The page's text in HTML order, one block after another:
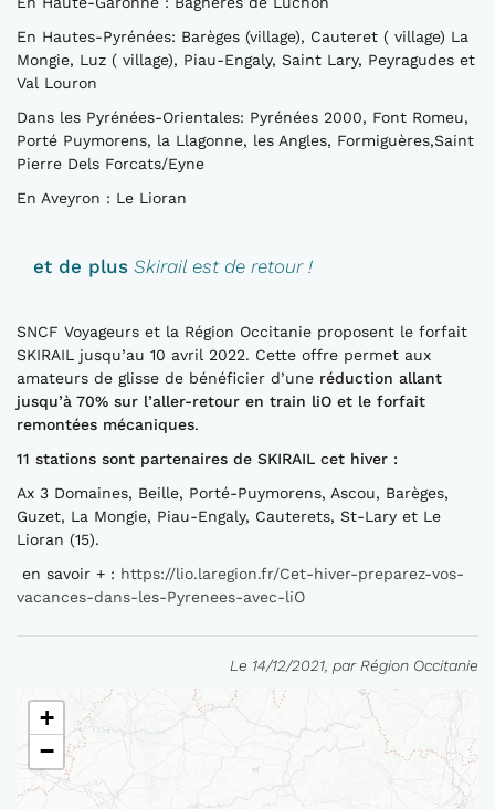
En Hautes-Pyrénées: Barèges (village), Cauteret ( village) La
Mongie, Luz ( village), Piau-Engaly, Saint Lary, Peyragudes et
Val Louron
Dans les Pyrénées-Orientales: Pyrénées 2000, Font Romeu,
Porté Puymorens, la Llagonne, les Angles, Formiguères,Saint
Pierre Dels Forcats/Eyne
En Aveyron : Le Lioran
et de plus Skirail est de retour !
SNCF Voyageurs et la Région Occitanie proposent le forfait
SKIRAIL jusqu’au 10 avril 2022. Cette offre permet aux
amateurs de glisse de bénéficier d’une réduction allant
jusqu’à 70% sur l’aller-retour en train liO et le forfait
remontées mécaniques.
11 stations sont partenaires de SKIRAIL cet hiver :
Ax 3 Domaines, Beille, Porté-Puymorens, Ascou, Barèges,
Guzet, La Mongie, Piau-Engaly, Cauterets, St-Lary et Le
Lioran (15).
en savoir + : https://lio.laregion.fr/Cet-hiver-preparez-vos-
vacances-dans-les-Pyrenees-avec-liO
Le 14/12/2021, par Région Occitanie
+
−